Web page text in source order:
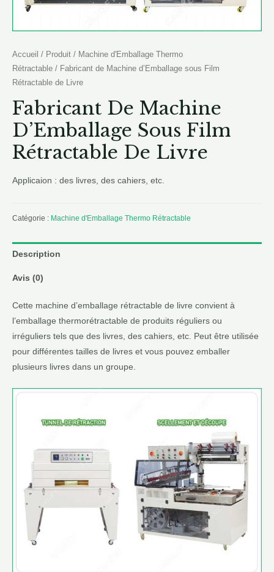
Accueil / Produit / Machine d'Emballage Thermo
Rétractable / Fabricant de Machine d’Emballage sous Film
Rétractable de Livre
Fabricant De Machine
D’Emballage Sous Film
Rétractable De Livre
Applicaion : des livres, des cahiers, etc.
Catégorie : Machine d'Emballage Thermo Rétractable
Description
Avis (0)
Cette machine d’emballage rétractable de livre convient à
l’emballage thermorétractable de produits réguliers ou
irréguliers tels que des livres, des cahiers, etc. Peut être utilisée
pour différentes tailles de livres et vous pouvez emballer
plusieurs livres dans un groupe.